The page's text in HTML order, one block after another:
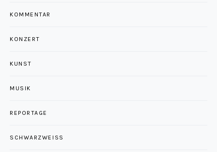
KOMMENTAR
KONZERT
KUNST
MUSIK
REPORTAGE
SCHWARZWEISS